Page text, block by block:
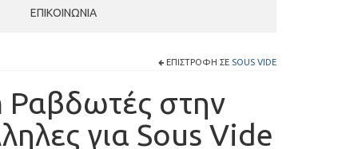
ΕΠΙΚΟΙΝΩΝΊΑ
ΕΠΙΣΤΡΟΦΉ ΣΕ SOUS VIDE
Ραβδωτές στην
για Sous Vide